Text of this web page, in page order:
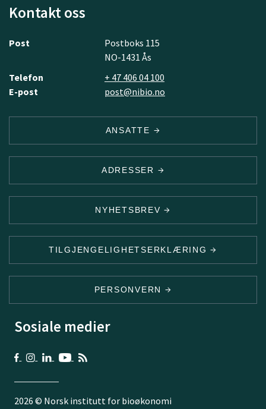
Kontakt oss
Post
Postboks 115
NO-1431 Ås
Telefon
+ 47 406 04 100
E-post
post@nibio.no
ANSATTE
ADRESSER
NYHETSBREV
TILGJENGELIGHETSERKLÆRING
PERSONVERN
Sosiale medier
2026 © Norsk institutt for bioøkonomi